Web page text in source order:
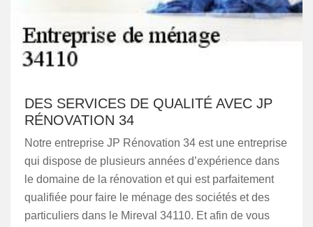
DES SERVICES DE QUALITÉ AVEC JP
RÉNOVATION 34
Notre entreprise JP Rénovation 34 est une entreprise
qui dispose de plusieurs années d’expérience dans
le domaine de la rénovation et qui est parfaitement
qualifiée pour faire le ménage des sociétés et des
particuliers dans le Mireval 34110. Et afin de vous